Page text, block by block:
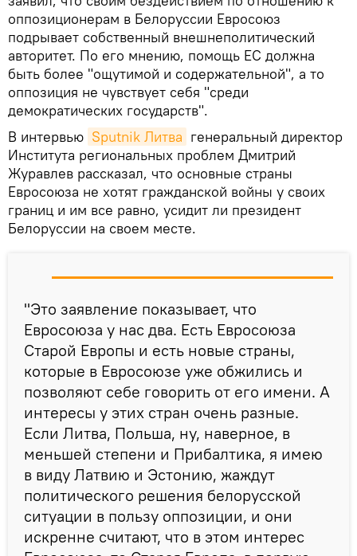
оппозиционерам в Белоруссии Евросоюз
подрывает собственный внешнеполитический
авторитет. По его мнению, помощь ЕС должна
быть более "ощутимой и содержательной", а то
оппозиция не чувствует себя "среди
демократических государств".
В интервью Sputnik Литва генеральный директор
Института региональных проблем Дмитрий
Журавлев рассказал, что основные страны
Евросоюза не хотят гражданской войны у своих
границ и им все равно, усидит ли президент
Белоруссии на своем месте.
"Это заявление показывает, что
Евросоюза у нас два. Есть Евросоюза
Старой Европы и есть новые страны,
которые в Евросоюзе уже обжились и
позволяют себе говорить от его имени. А
интересы у этих стран очень разные.
Если Литва, Польша, ну, наверное, в
меньшей степени и Прибалтика, я имею
в виду Латвию и Эстонию, жаждут
политического решения белорусской
ситуации в пользу оппозиции, и они
искренне считают, что в этом интерес